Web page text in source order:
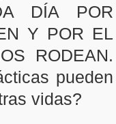
DÍA POR
Y POR EL
RODEAN.
pueden
vidas?